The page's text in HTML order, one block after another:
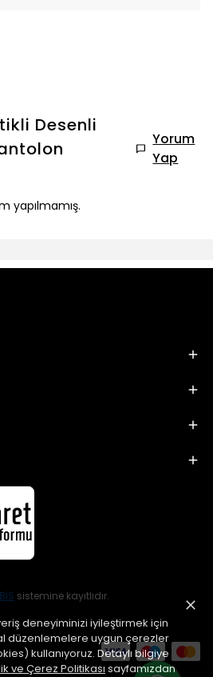
deneyiminizi iyileştirmek için
düzenlemelere uygun çerezler
kullanıyoruz. Detaylı bilgiye
ve Çerez Politikası sayfamızdan
Desenli
Yorum
Yap
yapılmamış.
sistemine kayıtlıdır.